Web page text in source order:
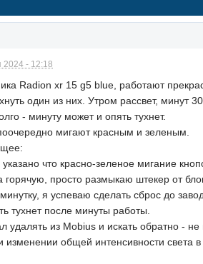
2024 - 12:18
Radion xr 15 g5 blue, работают
один из них. Утром рассвет, минут
- минуту может и опять тухнет.
мигают красным и зеленым.
что красно-зеленое мигание
горячую, просто размыкаю штекер от
минутку, я успеваю сделать сброс до
тухнет после минуты работы.
удалять из Mobius и искать обратно - не
изменении общей интенсивности света